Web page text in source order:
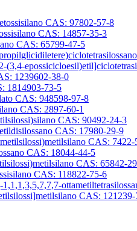
CAS: 97802-57-8
CAS: 14857-35-3
CAS: 65799-47-5
(3,4-
1239602-38-0
1814903-73-5
CAS: 948598-97-8
CAS: 2897-60-1
CAS: 90492-24-3
CAS: 17980-29-9
CAS: 7422-
CAS: 18044-44-5
CAS: 65842-
CAS: 118822-75-6
CAS: 121239-